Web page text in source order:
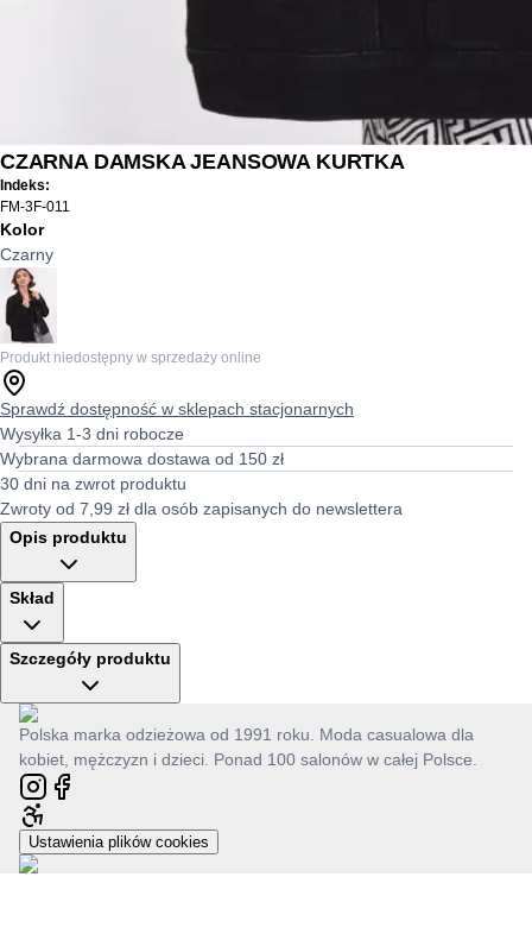
CZARNA DAMSKA JEANSOWA KURTKA
Indeks:
FM-3F-011
Kolor
Czarny
Produkt niedostępny w sprzedaży online
Sprawdź dostępność w sklepach stacjonarnych
Wysyłka 1-3 dni robocze
Wybrana darmowa dostawa od 150 zł
30 dni na zwrot produktu
Zwroty od 7,99 zł dla osób zapisanych do newslettera
Opis produktu
Skład
Szczegóły produktu
Polska marka odzieżowa od 1991 roku. Moda casualowa dla
kobiet, mężczyzn i dzieci. Ponad 100 salonów w całej Polsce.
Ustawienia plików cookies